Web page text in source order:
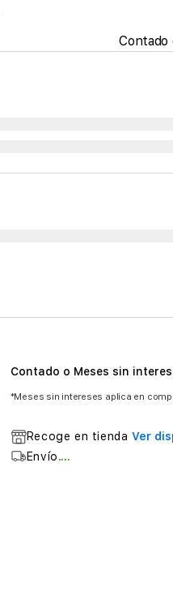
Contado
Contado o Meses sin
*Meses sin intereses aplica en
Recoge en tienda Ver
Envío....